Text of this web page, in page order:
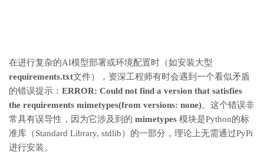
在进行复杂的AI模型部署或环境配置时（如安装大型
requirements.txt文件），资深工程师有时会遇到一个看似矛盾
的错误提示： ERROR: Could not find a version that satisfies
the requirements mimetypes(from versions: none)。这个错误非
常具有误导性，因为它涉及到的 mimetypes 模块是Python的标
准库（Standard Library, stdlib）的一部分，理论上无需通过PyPi
进行安装。